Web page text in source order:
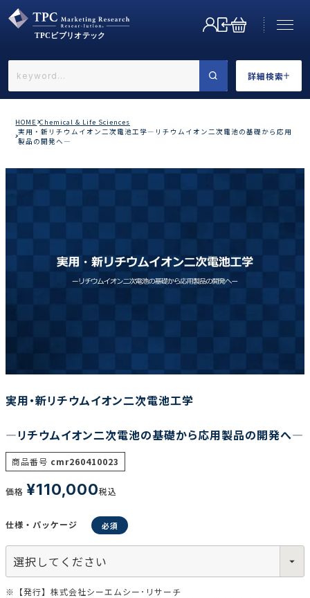
詳細検索
←戻る
カテゴリで選ぶ
調査の種類で選ぶ
リセット
HOME Chemical & Life Sciences
実用・新リチウムイオン二次電池工学―リチウムイオン二次電池の基礎から応用
製品の開発へ―
実用・新リチウムイオン二次電池工学
―リチウムイオン二次電池の基礎から応用製品の開発へ―
商品番号 cmr260410023
価格 ¥110,000税込
仕様・パッケージ
※【発行】株式会社シーエムシー･リサーチ